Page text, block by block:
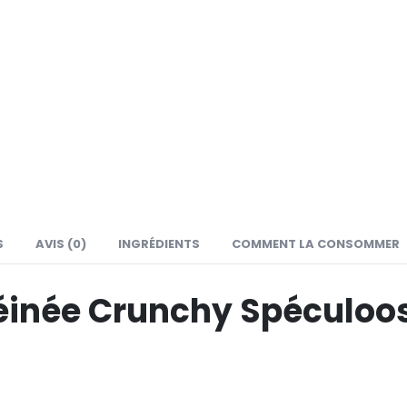
AVIS (0) INGRÉDIENTS COMMENT LA CONSOMMER
Crunchy